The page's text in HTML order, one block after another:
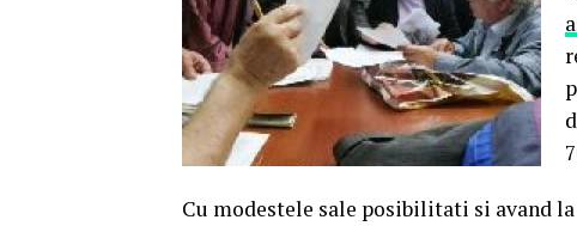
Cu modestele sale posibilitati si avand